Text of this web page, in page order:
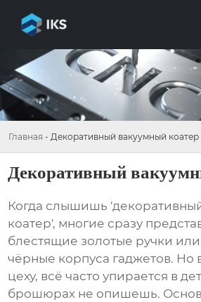
Главная - Декоративный вакуумный коатер
Декоративный
Когда слышишь
коатер', многие сразу
блестящие золотые ручки
чёрные корпуса гаджетов. Но
цеху, всё часто упирается в
брошюрах не опишешь.